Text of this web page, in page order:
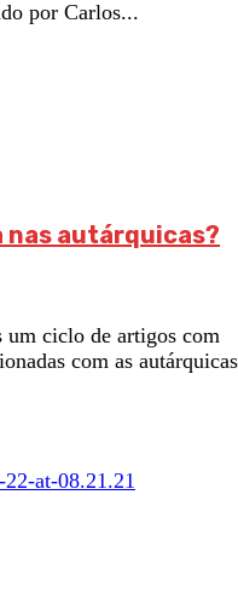
por Carlos...
nas autárquicas?
ciclo de artigos com
com as autárquicas